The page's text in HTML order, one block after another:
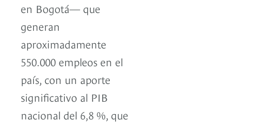
en Bogotá— que
generan
aproximadamente
550.000 empleos en el
país, con un aporte
significativo al PIB
nacional del 6,8 %, que